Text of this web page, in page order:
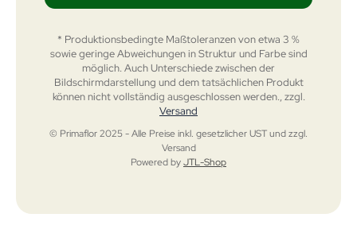
* Produktionsbedingte Maßtoleranzen von etwa 3 %
sowie geringe Abweichungen in Struktur und Farbe sind
möglich. Auch Unterschiede zwischen der
Bildschirmdarstellung und dem tatsächlichen Produkt
können nicht vollständig ausgeschlossen werden., zzgl.
Versand
© Primaflor 2025 - Alle Preise inkl. gesetzlicher UST und zzgl.
Versand
Powered byJTL-Shop